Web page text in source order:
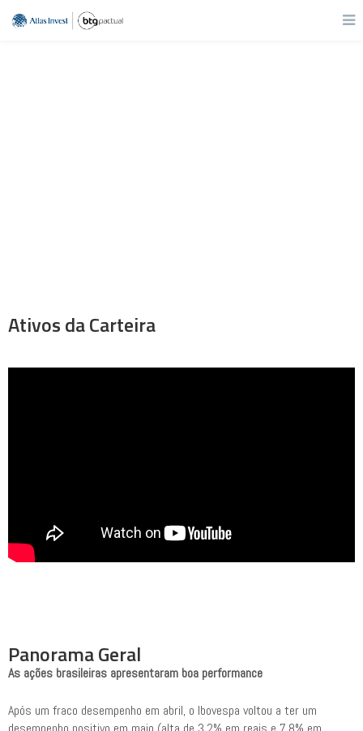
Ativos da Carteira
Panorama Geral
As ações brasileiras apresentaram boa performance
Após um fraco desempenho em abril, o Ibovespa voltou a ter um